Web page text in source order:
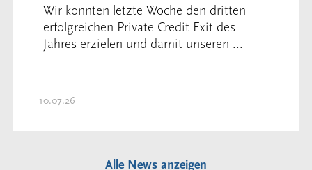
Wir konnten letzte Woche den dritten
erfolgreichen Private Credit Exit des
Jahres erzielen und damit unseren ...
10.07.26
Alle News anzeigen